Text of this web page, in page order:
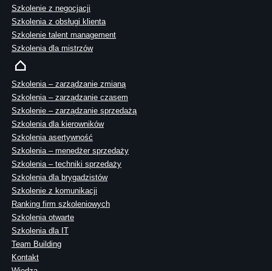
Szkolenie z negocjacji
Szkolenia z obsługi klienta
Szkolenie talent management
Szkolenia dla mistrzów
Szkolenia – zarządzanie zmianą
Szkolenia – zarządzanie czasem
Szkolenie – zarządzanie sprzedażą
Szkolenia dla kierowników
Szkolenia asertywność
Szkolenia – menedżer sprzedaży
Szkolenia – techniki sprzedaży
Szkolenia dla brygadzistów
Szkolenie z komunikacji
Ranking firm szkoleniowych
Szkolenia otwarte
Szkolenia dla IT
Team Building
Kontakt